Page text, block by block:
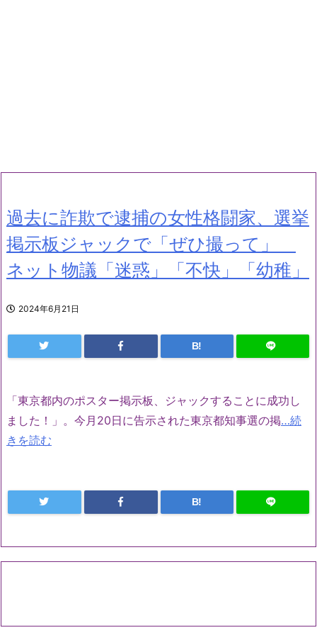
過去に詐欺で逮捕の女性格闘家、選挙
掲示板ジャックで「ぜひ撮って」
ネット物議「迷惑」「不快」「幼稚」
2024年6月21日
B!
「東京都内のポスター掲示板、ジャックすることに成功し
ました！」。今月20日に告示された東京都知事選の掲…続
きを読む
B!